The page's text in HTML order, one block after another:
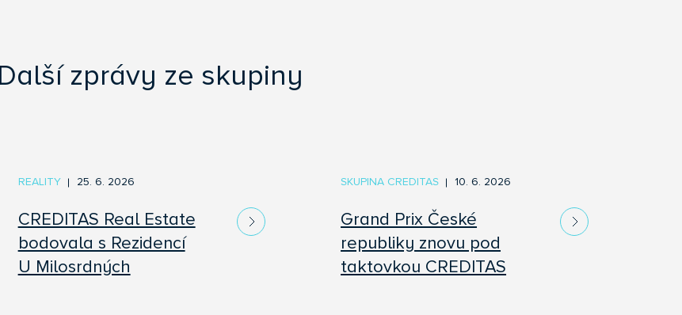
Další zprávy ze skupiny
CREDITAS Real Estate
bodovala s Rezidencí
U Milosrdných
25. 6. 2026
REALITY
Grand Prix České
republiky znovu pod
taktovkou CREDITAS
10. 6. 2026
SKUPINA CREDITAS